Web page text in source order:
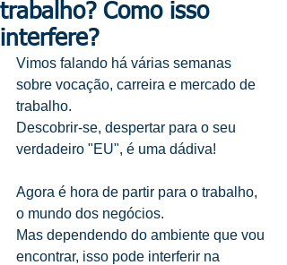
trabalho? Como isso
interfere?
Vimos falando há várias semanas
sobre vocação, carreira e mercado de
trabalho.
Descobrir-se, despertar para o seu
verdadeiro "EU", é uma dádiva!
Agora é hora de partir para o trabalho,
o mundo dos negócios.
Mas dependendo do ambiente que vou
encontrar, isso pode interferir na